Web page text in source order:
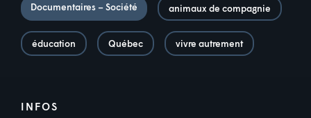
Documentaires – Société animaux de compagnie
éducation Québec vivre autrement
INFOS